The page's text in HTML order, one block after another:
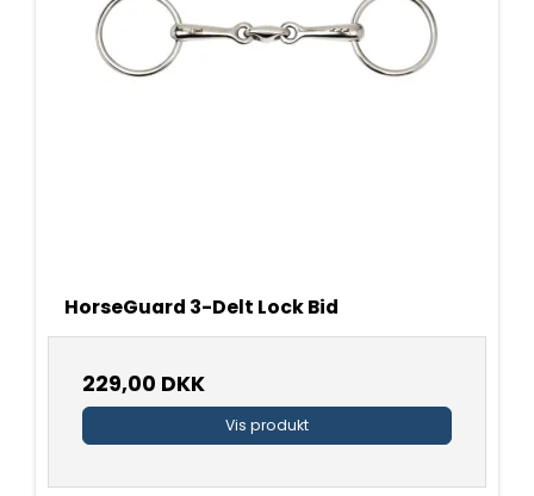
HorseGuard 3-Delt Lock Bid
229,00 DKK
Vis produkt